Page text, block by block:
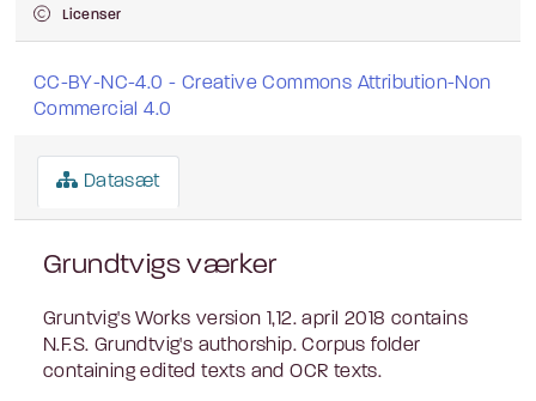
Licenser
CC-BY-NC-4.0 - Creative Commons Attribution-Non
Commercial 4.0
Datasæt
Grundtvigs værker
Gruntvig's Works version 1,12. april 2018 contains
N.F.S. Grundtvig's authorship. Corpus folder
containing edited texts and OCR texts.